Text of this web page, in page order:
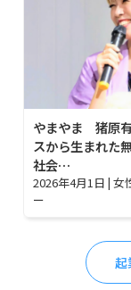
やまやま 猪原
スから生まれた
社会…
2026年4月1日 | 女
ー
起